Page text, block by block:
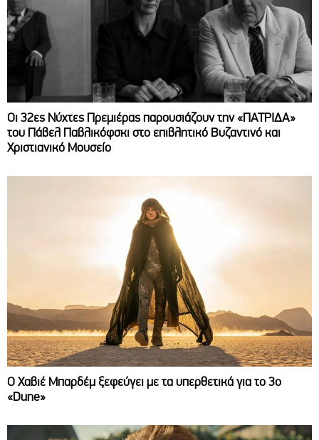
Οι 32ες Νύχτες Πρεμιέρας παρουσιάζουν την «ΠΑΤΡΙΔΑ»
του Πάβελ Παβλικόφσκι στο επιβλητικό Βυζαντινό και
Χριστιανικό Μουσείο
O Χαβιέ Μπαρδέμ ξεφεύγει με τα υπερθετικά για το 3ο
«Dune»